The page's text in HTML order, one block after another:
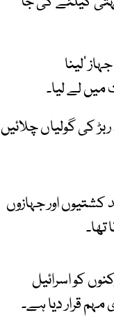
’لینا
میں لے لیا۔
کی گولیاں چلائیں
مارمارس سے روانہ ہوا تھا جس میں 50 سے زائد کشتیوں اور جہازوں
کو اسرائیل
قرار دیا ہے۔